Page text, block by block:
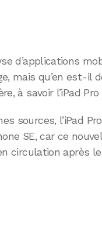
d’applications
mais qu’en est-il
à savoir l’iPad Pro
sources, l’iPad
SE, car ce
circulation après